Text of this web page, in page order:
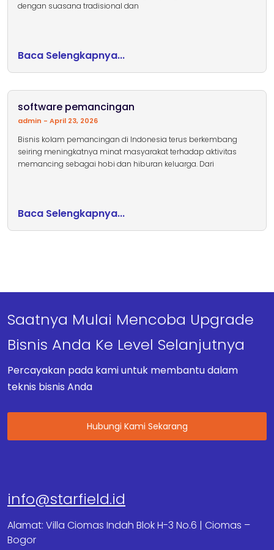
dengan suasana tradisional dan
Baca Selengkapnya...
software pemancingan
admin April 23, 2026
Bisnis kolam pemancingan di Indonesia terus berkembang
seiring meningkatnya minat masyarakat terhadap aktivitas
memancing sebagai hobi dan hiburan keluarga. Dari
Baca Selengkapnya...
Saatnya Mulai Mencoba Upgrade
Bisnis Anda Ke Level Selanjutnya
Percayakan pada kami untuk membantu dalam
teknis bisnis Anda
Hubungi Kami Sekarang
info@starfield.id
Alamat: Villa Ciomas Indah Blok H-3 No.6 | Ciomas –
Bogor